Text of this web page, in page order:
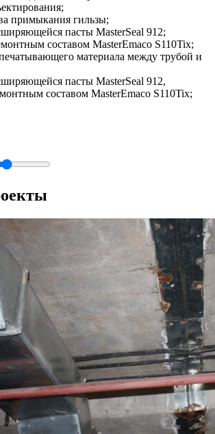
примыкания гильзы;
пасты MasterSeal 912;
составом MasterEmaco S110Tix;
материала между трубой и
пасты MasterSeal 912,
составом MasterEmaco S110Tix;